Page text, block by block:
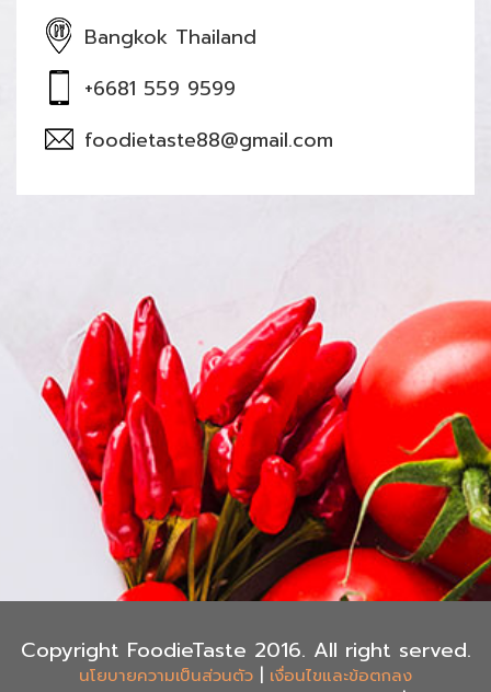
Bangkok Thailand
+6681 559 9599
foodietaste88@gmail.com
Copyright FoodieTaste 2016. All right served.
นโยบายความเป็นส่วนตัว | เงื่อนไขและข้อตกลง